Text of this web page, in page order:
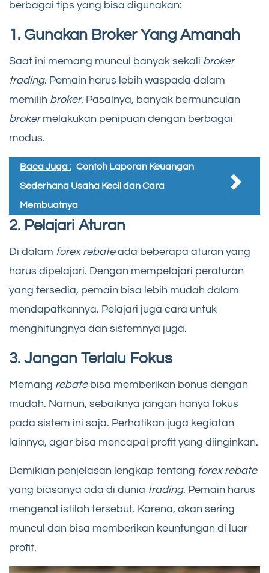
berbagai tips yang bisa digunakan:
1. Gunakan Broker Yang Amanah
Saat ini memang muncul banyak sekali broker
trading. Pemain harus lebih waspada dalam
memilih broker. Pasalnya, banyak bermunculan
brokermelakukan penipuan dengan berbagai
modus.
Baca Juga : Contoh Laporan Keuangan
Sederhana Usaha Kecil dan Cara
Membuatnya
2. Pelajari Aturan
Di dalam forex rebateada beberapa aturan yang
harus dipelajari. Dengan mempelajari peraturan
yang tersedia, pemain bisa lebih mudah dalam
mendapatkannya. Pelajari juga cara untuk
menghitungnya dan sistemnya juga.
3. Jangan Terlalu Fokus
Memang rebatebisa memberikan bonus dengan
mudah. Namun, sebaiknya jangan hanya fokus
pada sistem ini saja. Perhatikan juga kegiatan
lainnya, agar bisa mencapai profit yang diinginkan.
Demikian penjelasan lengkap tentang forex rebate
yang biasanya ada di dunia trading. Pemain harus
mengenal istilah tersebut. Karena, akan sering
muncul dan bisa memberikan keuntungan di luar
profit.